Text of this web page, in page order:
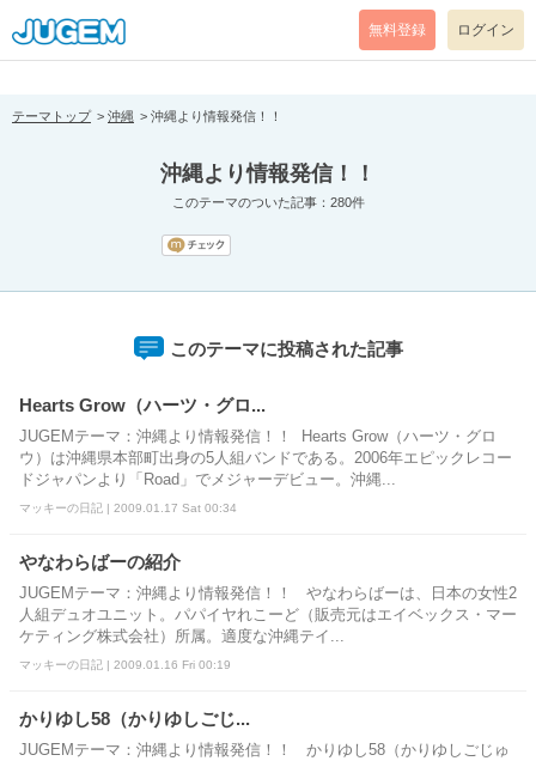
[pear_error: message="Success" code=0 mode=return level=notice
prefix="" info=""]
無料登録 ログイン
テーマトップ 沖縄 沖縄より情報発信！！
沖縄より情報発信！！
このテーマのついた記事：280件
このテーマに投稿された記事
Hearts Grow（ハーツ・グロ...
JUGEMテーマ：沖縄より情報発信！！ Hearts Grow（ハーツ・グロ
ウ）は沖縄県本部町出身の5人組バンドである。2006年エピックレコー
ドジャパンより「Road」でメジャーデビュー。沖縄...
マッキーの日記 | 2009.01.17 Sat 00:34
やなわらばーの紹介
JUGEMテーマ：沖縄より情報発信！！ やなわらばーは、日本の女性2
人組デュオユニット。パパイヤれこーど（販売元はエイベックス・マー
ケティング株式会社）所属。適度な沖縄テイ...
マッキーの日記 | 2009.01.16 Fri 00:19
かりゆし58（かりゆしごじ...
JUGEMテーマ：沖縄より情報発信！！ かりゆし58（かりゆしごじゅ